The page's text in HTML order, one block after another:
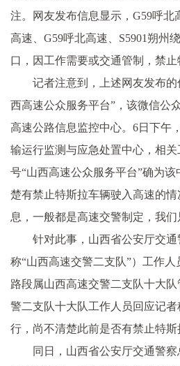
注。网友发布信息显示，G59呼北
高速、G59呼北高速、S5901朔州
口，因工作需要或交通管制，禁止
记者注意到，上述网友发布
西高速公众服务平台”，该微信公
高速公路信息监控中心。6日下午
输运行监测与应急处置中心，相
号“山西高速公众服务平台”确为
楚有禁止特斯拉车辆驶入高速的
息，一般都是高速交警制定，我们
针对此事，山西省公安厅交
称“山西高速交警二支队”）工作
路段属山西高速交警二支队十大
警二支队十大队工作人员回应记
行，尚不清楚此前是否有禁止特斯
同日，山西省公安厅交通警